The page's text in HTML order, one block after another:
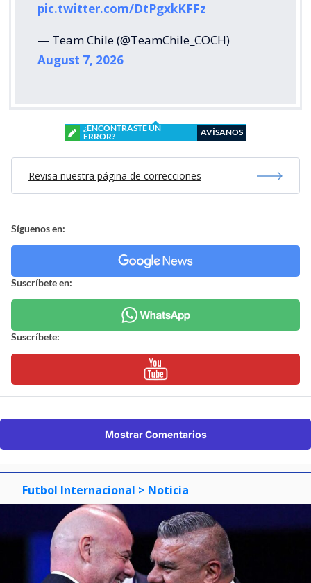
pic.twitter.com/DtPgxkKFFz
— Team Chile (@TeamChile_COCH)
August 7, 2026
¿ENCONTRASTE UN
ERROR?
AVÍSANOS
Revisa nuestra página de correcciones
Síguenos en:
Suscríbete en:
Suscríbete:
Mostrar Comentarios
Futbol Internacional > Noticia